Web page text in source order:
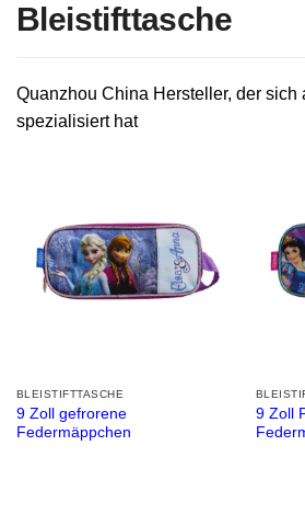
Bleistifttasche
Quanzhou China Hersteller, der sich
spezialisiert hat
BLEISTIFTTASCHE
9 Zoll gefrorene
Federmäppchen
9 Zoll